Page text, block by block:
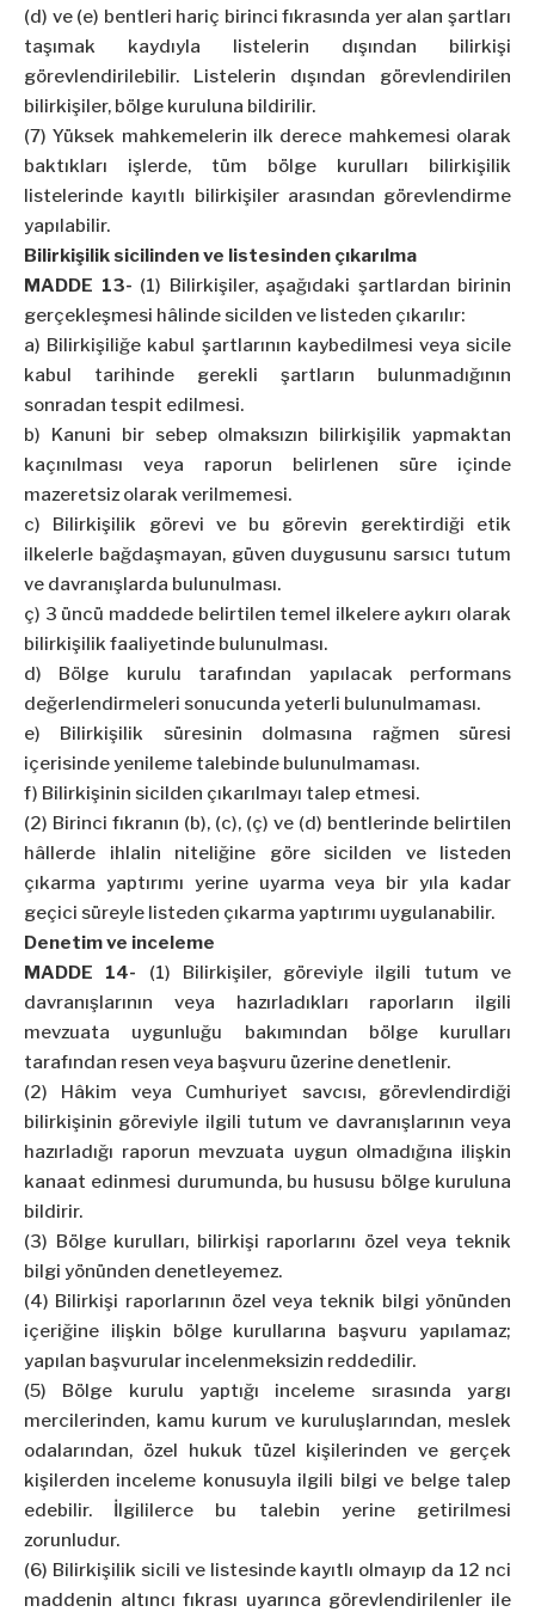
(d) ve (e) bentleri hariç birinci fıkrasında yer alan şartları
taşımak kaydıyla listelerin dışından bilirkişi
görevlendirilebilir. Listelerin dışından görevlendirilen
bilirkişiler, bölge kuruluna bildirilir.
(7) Yüksek mahkemelerin ilk derece mahkemesi olarak
baktıkları işlerde, tüm bölge kurulları bilirkişilik
listelerinde kayıtlı bilirkişiler arasından görevlendirme
yapılabilir.
Bilirkişilik sicilinden ve listesinden çıkarılma
MADDE 13- (1) Bilirkişiler, aşağıdaki şartlardan birinin
gerçekleşmesi hâlinde sicilden ve listeden çıkarılır:
a) Bilirkişiliğe kabul şartlarının kaybedilmesi veya sicile
kabul tarihinde gerekli şartların bulunmadığının
sonradan tespit edilmesi.
b) Kanuni bir sebep olmaksızın bilirkişilik yapmaktan
kaçınılması veya raporun belirlenen süre içinde
mazeretsiz olarak verilmemesi.
c) Bilirkişilik görevi ve bu görevin gerektirdiği etik
ilkelerle bağdaşmayan, güven duygusunu sarsıcı tutum
ve davranışlarda bulunulması.
ç) 3 üncü maddede belirtilen temel ilkelere aykırı olarak
bilirkişilik faaliyetinde bulunulması.
d) Bölge kurulu tarafından yapılacak performans
değerlendirmeleri sonucunda yeterli bulunulmaması.
e) Bilirkişilik süresinin dolmasına rağmen süresi
içerisinde yenileme talebinde bulunulmaması.
f) Bilirkişinin sicilden çıkarılmayı talep etmesi.
(2) Birinci fıkranın (b), (c), (ç) ve (d) bentlerinde belirtilen
hâllerde ihlalin niteliğine göre sicilden ve listeden
çıkarma yaptırımı yerine uyarma veya bir yıla kadar
geçici süreyle listeden çıkarma yaptırımı uygulanabilir.
Denetim ve inceleme
MADDE 14- (1) Bilirkişiler, göreviyle ilgili tutum ve
davranışlarının veya hazırladıkları raporların ilgili
mevzuata uygunluğu bakımından bölge kurulları
tarafından resen veya başvuru üzerine denetlenir.
(2) Hâkim veya Cumhuriyet savcısı, görevlendirdiği
bilirkişinin göreviyle ilgili tutum ve davranışlarının veya
hazırladığı raporun mevzuata uygun olmadığına ilişkin
kanaat edinmesi durumunda, bu hususu bölge kuruluna
bildirir.
(3) Bölge kurulları, bilirkişi raporlarını özel veya teknik
bilgi yönünden denetleyemez.
(4) Bilirkişi raporlarının özel veya teknik bilgi yönünden
içeriğine ilişkin bölge kurullarına başvuru yapılamaz;
yapılan başvurular incelenmeksizin reddedilir.
(5) Bölge kurulu yaptığı inceleme sırasında yargı
mercilerinden, kamu kurum ve kuruluşlarından, meslek
odalarından, özel hukuk tüzel kişilerinden ve gerçek
kişilerden inceleme konusuyla ilgili bilgi ve belge talep
edebilir. İlgililerce bu talebin yerine getirilmesi
zorunludur.
(6) Bilirkişilik sicili ve listesinde kayıtlı olmayıp da 12 nci
maddenin altıncı fıkrası uyarınca görevlendirilenler ile